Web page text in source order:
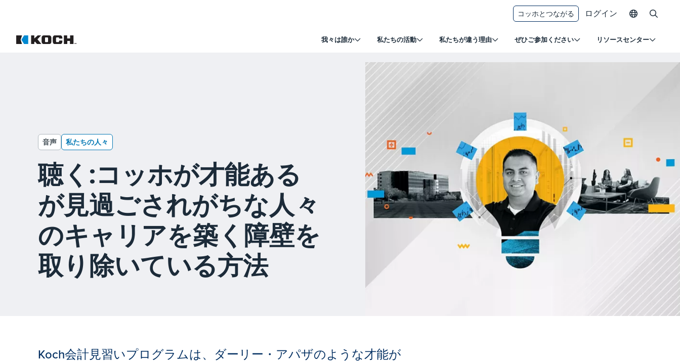
我々は誰か 私たちの活動 私たちが違う理由 ぜひご参加ください リソースセンター
コッホとつながる ログイン
音声 私たちの人々
聴く:コッホが才能ある
が見過ごされがちな人々
のキャリアを築く障壁を
取り除いている方法
Koch会計見習いプログラムは、ダーリー・アパザのような才能が